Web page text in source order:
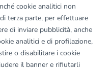
cookie analitici non
terza parte, per effettuare
di inviare pubblicità, anche
analitici e di profilazione,
o disabilitare i cookie
il banner e rifiutarli